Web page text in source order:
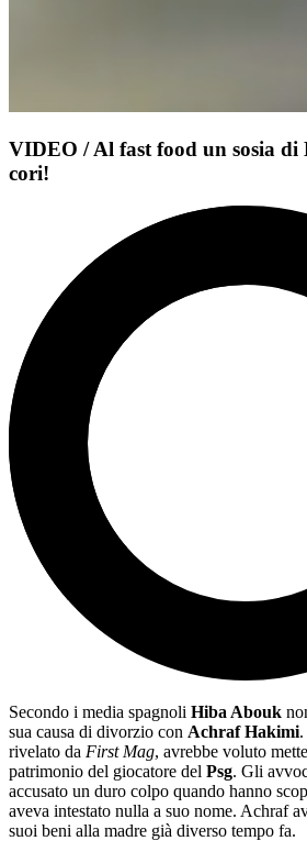
VIDEO / Al fast food un sosia
cori!
Secondo i media spagnoli Hiba Abouk
sua causa di divorzio con Achraf Hakimi
rivelato da First Mag, avrebbe voluto
patrimonio del giocatore del Psg. Gli
accusato un duro colpo quando hanno
aveva intestato nulla a suo nome. Achraf
suoi beni alla madre già diverso tempo fa.